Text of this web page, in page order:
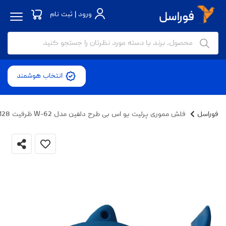
ورود | ثبت نام
انتخاب هوشمند
فوراسل فلش مموری پرلیت یو اس بی طرح دلفین مدل W-62 ظرفیت 128 گیگابایت